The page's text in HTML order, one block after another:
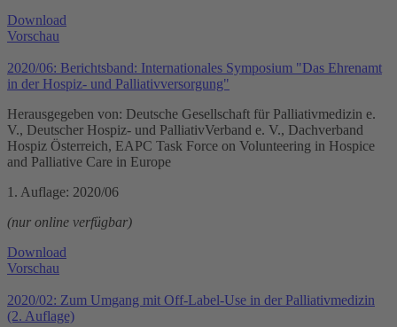
Download
Vorschau
2020/06: Berichtsband: Internationales Symposium "Das Ehrenamt
in der Hospiz- und Palliativversorgung"
Herausgegeben von: Deutsche Gesellschaft für Palliativmedizin e.
V., Deutscher Hospiz- und PalliativVerband e. V., Dachverband
Hospiz Österreich, EAPC Task Force on Volunteering in Hospice
and Palliative Care in Europe
1. Auflage: 2020/06
(nur online verfügbar)
Download
Vorschau
2020/02: Zum Umgang mit Off-Label-Use in der Palliativmedizin
(2. Auflage)